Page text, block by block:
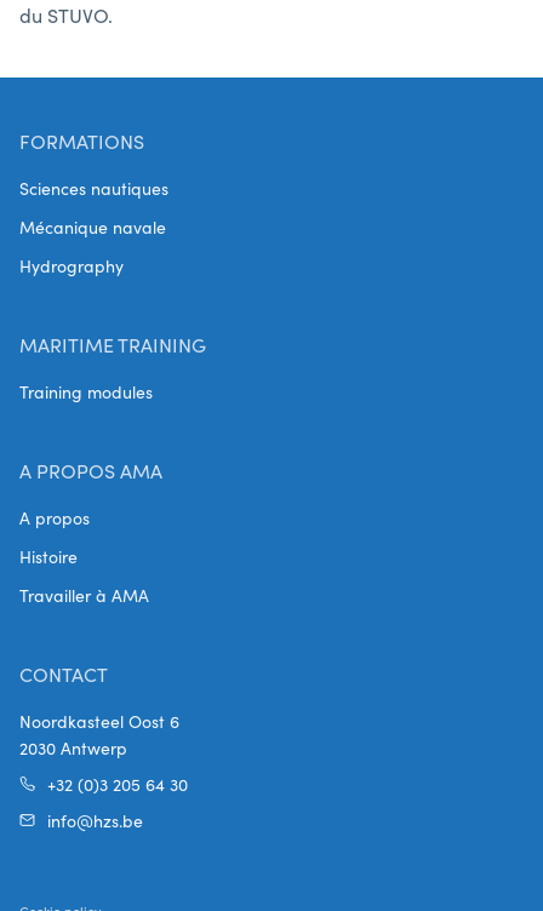
du STUVO.
FORMATIONS
Sciences nautiques
Mécanique navale
Hydrography
MARITIME TRAINING
Training modules
A PROPOS AMA
A propos
Histoire
Travailler à AMA
CONTACT
Noordkasteel Oost 6
2030 Antwerp
+32 (0)3 205 64 30
info@hzs.be